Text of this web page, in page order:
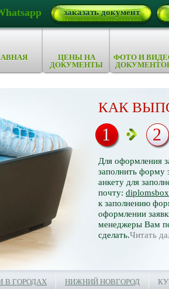
заказать документ
ЦЕНЫ НА
ДОКУМЕНТЫ
ФОТО И
КАК
Для оформления
заполнить форму
анкету для
почту:
к заполнению
оформлении
менеджеры Вам
сделать.Читать
1 2
В ГОРОДАХ НИЖНИЙ НОВГОРОД